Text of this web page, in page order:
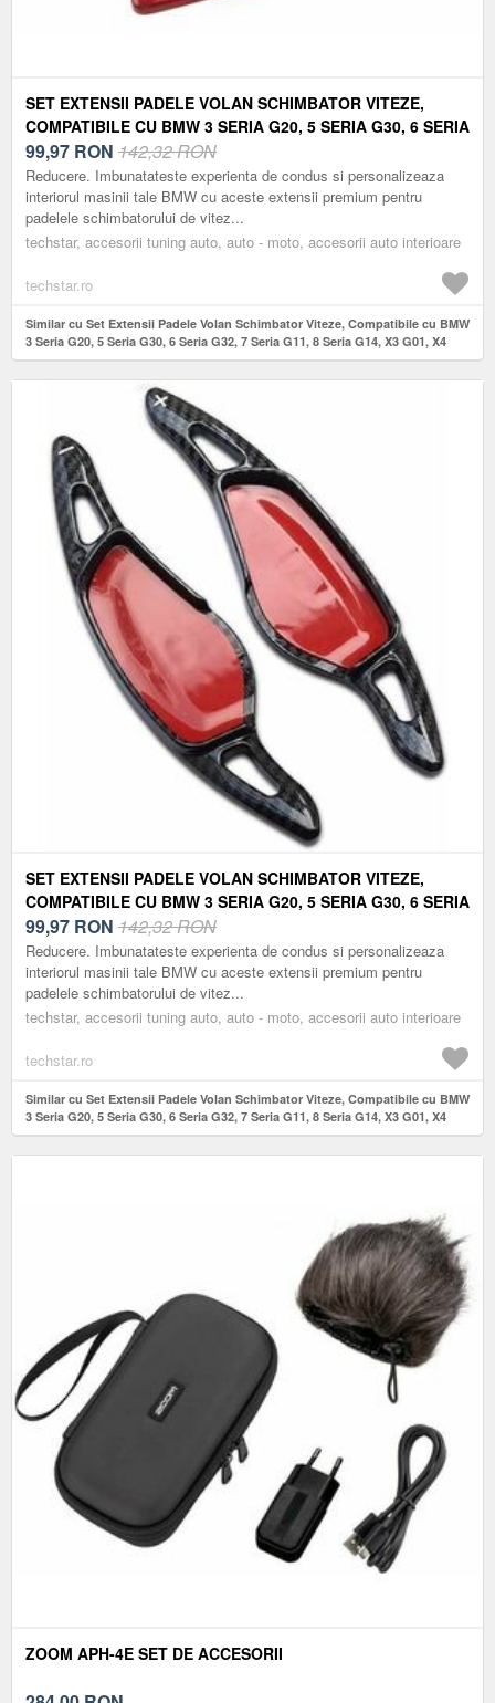
SET EXTENSII PADELE VOLAN SCHIMBATOR VITEZE,
COMPATIBILE CU BMW 3 SERIA G20, 5 SERIA G30, 6 SERIA
G32, 7 SERIA G11, 8 SERIA G14, X3 G01, X4 G02, X5 G05,
X6 G06, X7 G07, M5 F90, 2017-2025 – ASPECT CARBON
ROSU
99,97 RON 142,32 RON
Reducere. Imbunatateste experienta de condus si personalizeaza
interiorul masinii tale BMW cu aceste extensii premium pentru
padelele schimbatorului de vitez...
techstar, accesorii tuning auto, auto - moto, accesorii auto interioare
techstar.ro
Similar cu Set Extensii Padele Volan Schimbator Viteze, Compatibile cu BMW
3 Seria G20, 5 Seria G30, 6 Seria G32, 7 Seria G11, 8 Seria G14, X3 G01, X4
G02, X5 G05, X6 G06, X7 G07, M5 F90, 2017-2025 – Aspect Carbon Rosu
SET EXTENSII PADELE VOLAN SCHIMBATOR VITEZE,
COMPATIBILE CU BMW 3 SERIA G20, 5 SERIA G30, 6 SERIA
G32, 7 SERIA G11, 8 SERIA G14, X3 G01, X4 G02, X5 G05,
X6 G06, X7 G07, M5 F90, 2017-2025 – ASPECT CARBON
NEGRU
99,97 RON 142,32 RON
Reducere. Imbunatateste experienta de condus si personalizeaza
interiorul masinii tale BMW cu aceste extensii premium pentru
padelele schimbatorului de vitez...
techstar, accesorii tuning auto, auto - moto, accesorii auto interioare
techstar.ro
Similar cu Set Extensii Padele Volan Schimbator Viteze, Compatibile cu BMW
3 Seria G20, 5 Seria G30, 6 Seria G32, 7 Seria G11, 8 Seria G14, X3 G01, X4
G02, X5 G05, X6 G06, X7 G07, M5 F90, 2017-2025 – Aspect Carbon Negru
ZOOM APH-4E SET DE ACCESORII